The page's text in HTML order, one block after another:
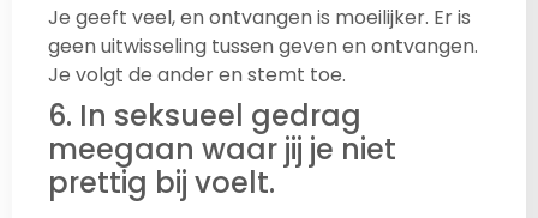
Je geeft veel, en ontvangen is moeilijker. Er is
geen uitwisseling tussen geven en ontvangen.
Je volgt de ander en stemt toe.
6. In seksueel gedrag
meegaan waar jij je niet
prettig bij voelt.